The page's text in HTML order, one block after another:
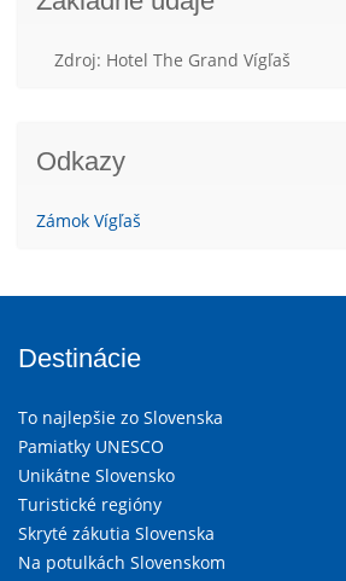
Zdroj: Hotel The Grand Vígľaš
Odkazy
Zámok Vígľaš
Destinácie
To najlepšie zo Slovenska
Pamiatky UNESCO
Unikátne Slovensko
Turistické regióny
Skryté zákutia Slovenska
Na potulkách Slovenskom